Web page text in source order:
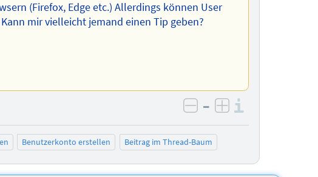
(Firefox, Edge etc.) Allerdings können User
mir vielleicht jemand einen Tip geben?
negativ bewerten
– positiv bewerten
Benutzerkonto erstellen Beitrag im Thread-Baum